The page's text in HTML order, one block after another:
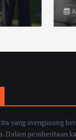
yang mengusung
Dalam pemberitaan